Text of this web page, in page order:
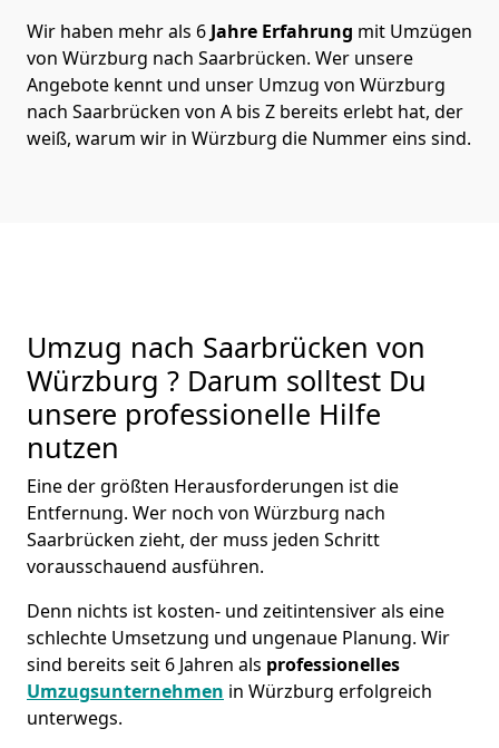
Wir haben mehr als 6 Jahre Erfahrung mit Umzügen
von Würzburg nach Saarbrücken. Wer unsere
Angebote kennt und unser Umzug von Würzburg
nach Saarbrücken von A bis Z bereits erlebt hat, der
weiß, warum wir in Würzburg die Nummer eins sind.
Umzug nach Saarbrücken von
Würzburg ? Darum solltest Du
unsere professionelle Hilfe
nutzen
Eine der größten Herausforderungen ist die
Entfernung. Wer noch von Würzburg nach
Saarbrücken zieht, der muss jeden Schritt
vorausschauend ausführen.
Denn nichts ist kosten- und zeitintensiver als eine
schlechte Umsetzung und ungenaue Planung. Wir
sind bereits seit 6 Jahren als professionelles
Umzugsunternehmen in Würzburg erfolgreich
unterwegs.